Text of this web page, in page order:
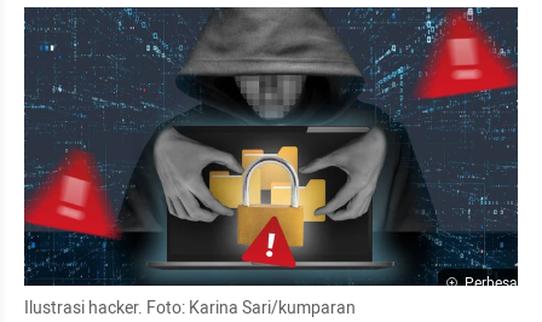
Perbesar
Ilustrasi hacker. Foto: Karina Sari/kumparan